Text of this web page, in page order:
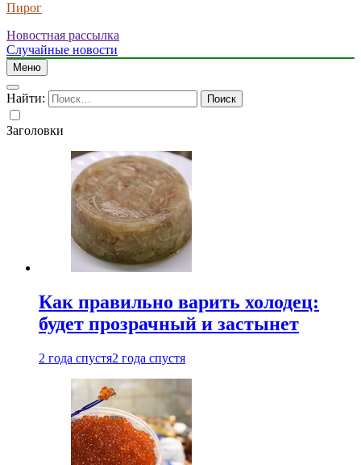
Пирог
Новостная рассылка
Случайные новости
Меню
Найти:
Заголовки
Как правильно варить холодец:
будет прозрачный и застынет
2 года спустя2 года спустя